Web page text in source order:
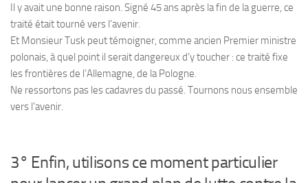
Il y avait une bonne raison. Signé 45 ans après la fin de la guerre, ce
traité était tourné vers l’avenir.
Et Monsieur Tusk peut témoigner, comme ancien Premier ministre
polonais, à quel point il serait dangereux d’y toucher : ce traité fixe
les frontières de l’Allemagne, de la Pologne.
Ne ressortons pas les cadavres du passé. Tournons nous ensemble
vers l’avenir.
3° Enfin, utilisons ce moment particulier